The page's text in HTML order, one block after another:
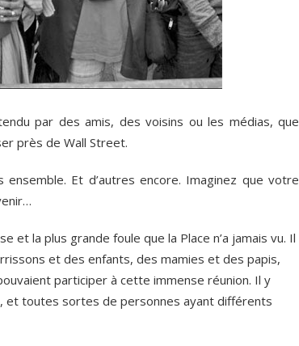
par des amis, des voisins ou les médias, que
près de Wall Street.
Et d’autres encore. Imaginez que votre
et la plus grande foule que la Place n’a jamais vu. Il
et des enfants, des mamies et des papis,
participer à cette immense réunion. Il y
et toutes sortes de personnes ayant différents